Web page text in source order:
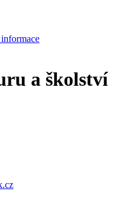
a školství